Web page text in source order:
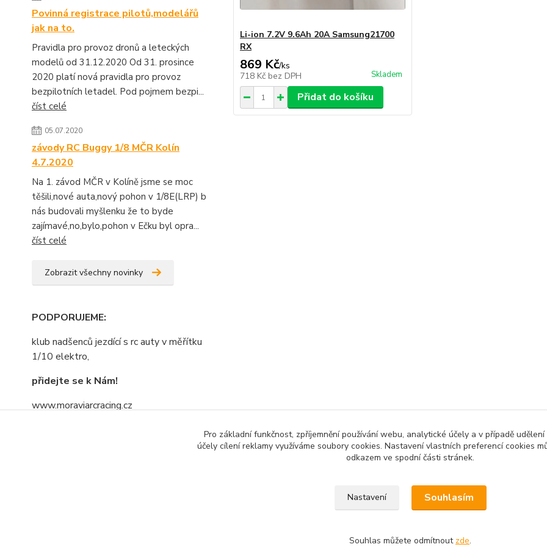
Povinná registrace pilotů,modelářů
jak na to.
Pravidla pro provoz dronů a leteckých
modelů od 31.12.2020 Od 31. prosince
2020 platí nová pravidla pro provoz
bezpilotních letadel. Pod pojmem bezpi...
číst celé
05.07.2020
závody RC Buggy 1/8 MČR Kolín
4.7.2020
Na 1. závod MČR v Kolíně jsme se moc
těšili,nové auta,nový pohon v 1/8E(LRP) b
nás budovali myšlenku že to byde
zajímavé,no,bylo,pohon v Ečku byl opra...
číst celé
Zobrazit všechny novinky
PODPORUJEME:
klub nadšenců jezdící s rc auty v měřítku
1/10 elektro,
přidejte se k Nám!
www.moraviarcracing.cz
Li-ion 7.2V 9.6Ah 20A Samsung21700
RX
869 Kč/ks
718 Kč bez DPH Skladem
Přidat do košíku
Pro základní funkčnost, zpříjemnění používání webu, analytické účely a v případě
účely cílení reklamy využíváme soubory cookies. Nastavení vlastních preferencí cookies
odkazem ve spodní části stránek.
Nastavení Souhlasím
Souhlas můžete odmítnout zde.